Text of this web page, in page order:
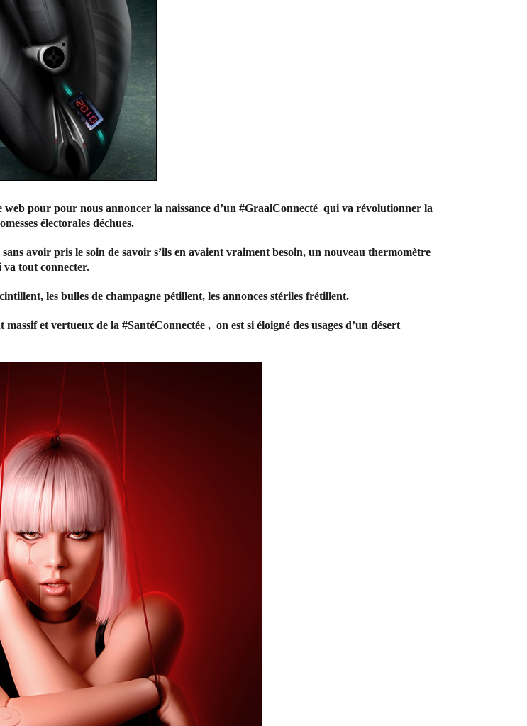
pour pour nous annoncer la naissance d’un #GraalConnecté qui va révolutionner la
électorales déchues.
avoir pris le soin de savoir s’ils en avaient vraiment besoin, un nouveau thermomètre
tout connecter.
les bulles de champagne pétillent, les annonces stériles frétillent.
et vertueux de la #SantéConnectée , on est si éloigné des usages d’un désert